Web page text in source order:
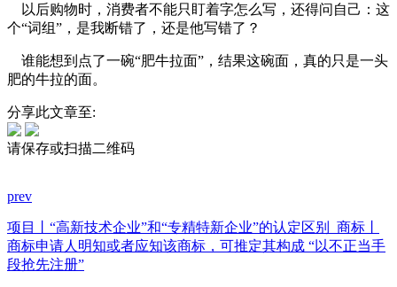
以后购物时，消费者不能只盯着字怎么写，还得问自己：这
个“词组”，是我断错了，还是他写错了？
谁能想到点了一碗“肥牛拉面”，结果这碗面，真的只是一头
肥的牛拉的面。
分享此文章至:
请保存或扫描二维码
prev
项目丨“高新技术企业”和“专精特新企业”的认定区别
商标丨
商标申请人明知或者应知该商标，可推定其构成 “以不正当手
段抢先注册”